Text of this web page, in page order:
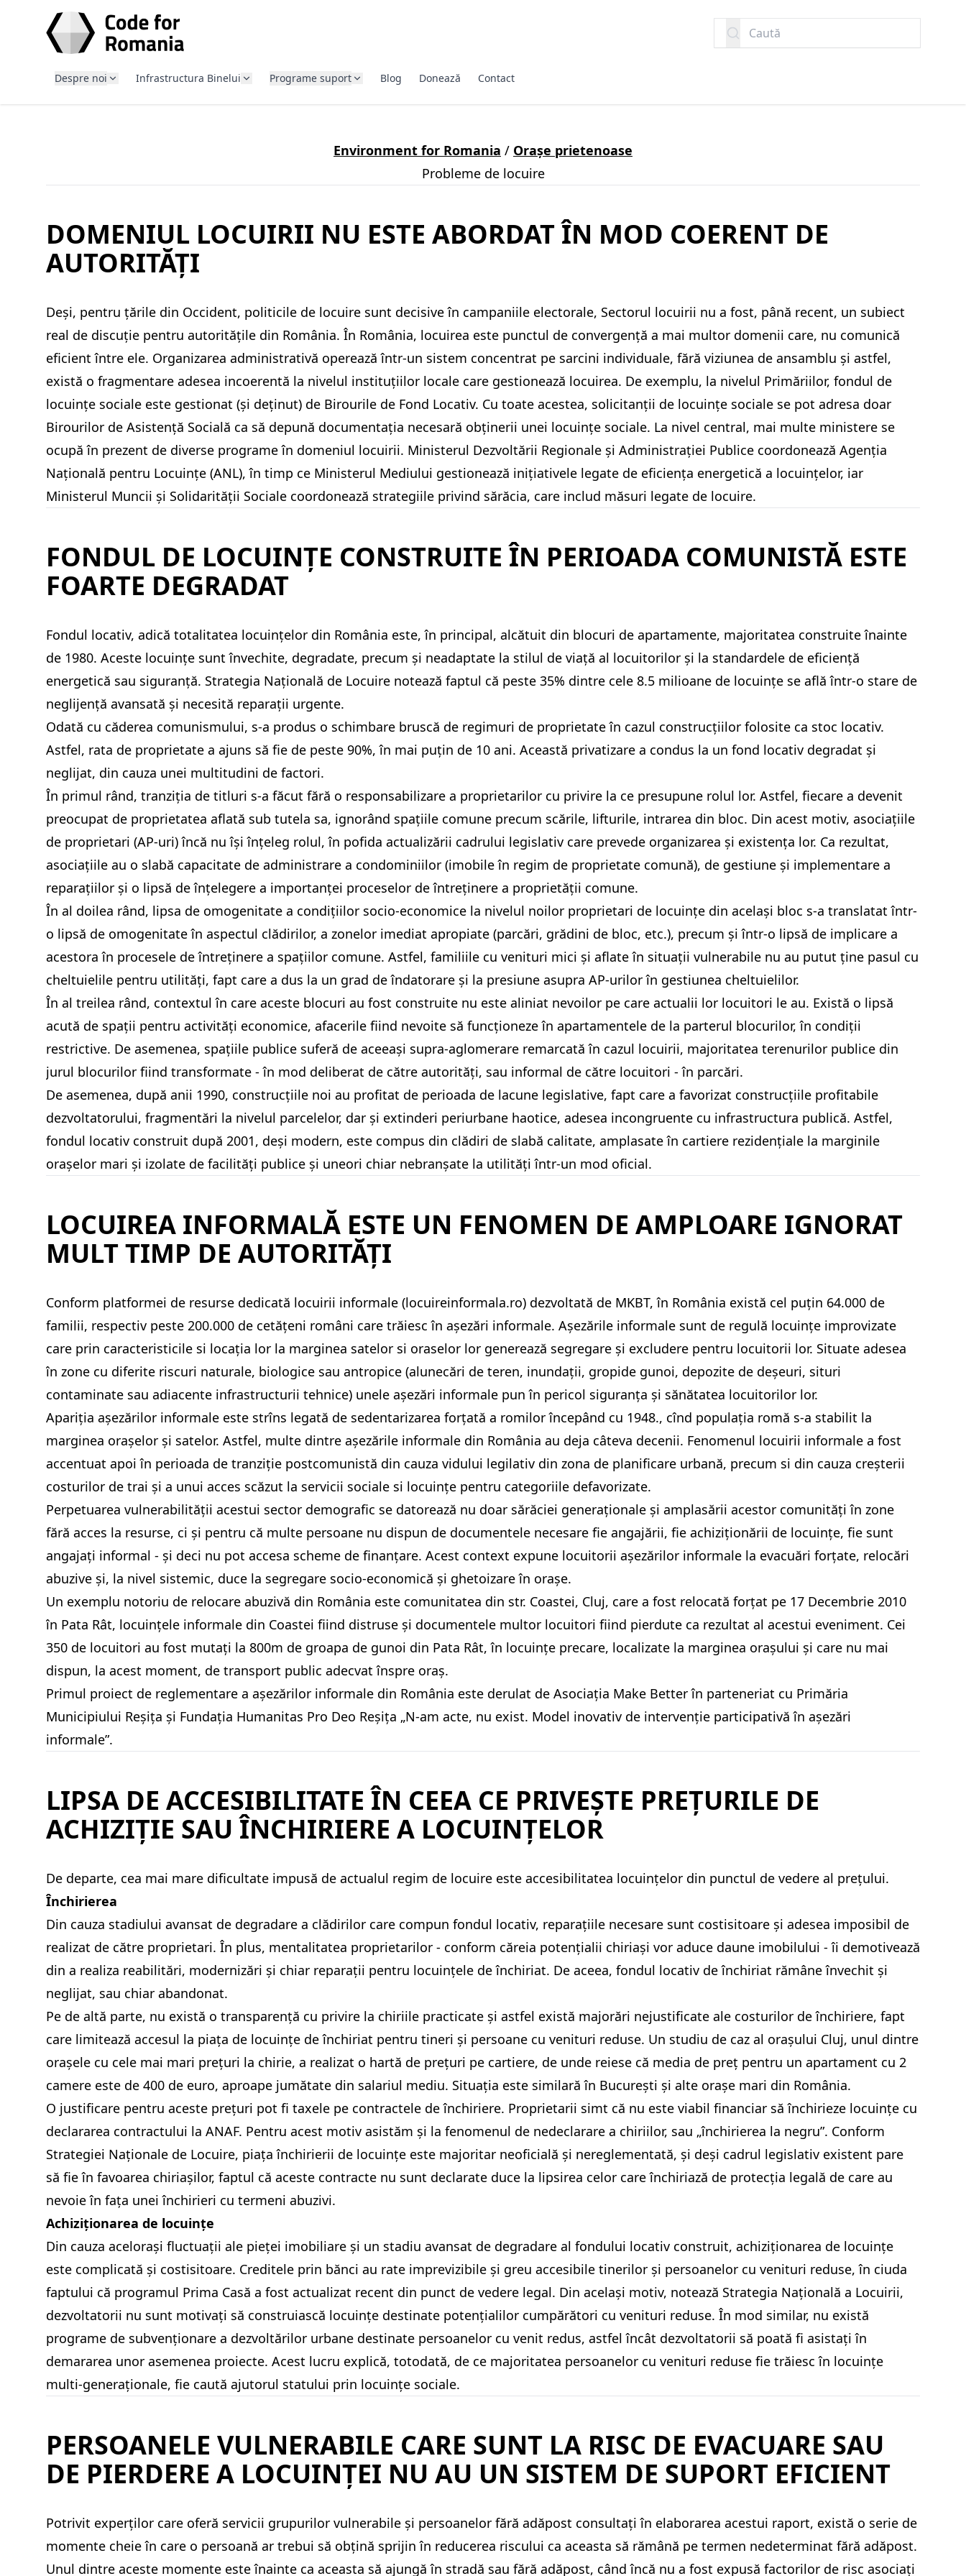
Caută
Despre noi Infrastructura Binelui Programe suport Blog Donează Contact
Environment for Romania / Orașe prietenoase
Probleme de locuire
DOMENIUL LOCUIRII NU ESTE ABORDAT ÎN MOD COERENT DE
AUTORITĂȚI
Deși, pentru țările din Occident, politicile de locuire sunt decisive în campaniile electorale, Sectorul locuirii nu a fost, până recent, un subiect
real de discuție pentru autoritățile din România. În România, locuirea este punctul de convergență a mai multor domenii care, nu comunică
eficient între ele. Organizarea administrativă operează într-un sistem concentrat pe sarcini individuale, fără viziunea de ansamblu și astfel,
există o fragmentare adesea incoerentă la nivelul instituțiilor locale care gestionează locuirea. De exemplu, la nivelul Primăriilor, fondul de
locuințe sociale este gestionat (și deținut) de Birourile de Fond Locativ. Cu toate acestea, solicitanții de locuințe sociale se pot adresa doar
Birourilor de Asistență Socială ca să depună documentația necesară obținerii unei locuințe sociale. La nivel central, mai multe ministere se
ocupă în prezent de diverse programe în domeniul locuirii. Ministerul Dezvoltării Regionale și Administrației Publice coordonează Agenția
Națională pentru Locuințe (ANL), în timp ce Ministerul Mediului gestionează inițiativele legate de eficiența energetică a locuințelor, iar
Ministerul Muncii și Solidarității Sociale coordonează strategiile privind sărăcia, care includ măsuri legate de locuire.
FONDUL DE LOCUINȚE CONSTRUITE ÎN PERIOADA COMUNISTĂ ESTE
FOARTE DEGRADAT
Fondul locativ, adică totalitatea locuințelor din România este, în principal, alcătuit din blocuri de apartamente, majoritatea construite înainte
de 1980. Aceste locuințe sunt învechite, degradate, precum și neadaptate la stilul de viață al locuitorilor și la standardele de eficiență
energetică sau siguranță. Strategia Națională de Locuire notează faptul că peste 35% dintre cele 8.5 milioane de locuințe se află într-o stare de
neglijență avansată și necesită reparații urgente.
Odată cu căderea comunismului, s-a produs o schimbare bruscă de regimuri de proprietate în cazul construcțiilor folosite ca stoc locativ.
Astfel, rata de proprietate a ajuns să fie de peste 90%, în mai puțin de 10 ani. Această privatizare a condus la un fond locativ degradat și
neglijat, din cauza unei multitudini de factori.
În primul rând, tranziția de titluri s-a făcut fără o responsabilizare a proprietarilor cu privire la ce presupune rolul lor. Astfel, fiecare a devenit
preocupat de proprietatea aflată sub tutela sa, ignorând spațiile comune precum scările, lifturile, intrarea din bloc. Din acest motiv, asociațiile
de proprietari (AP-uri) încă nu își înțeleg rolul, în pofida actualizării cadrului legislativ care prevede organizarea și existența lor. Ca rezultat,
asociațiile au o slabă capacitate de administrare a condominiilor (imobile în regim de proprietate comună), de gestiune și implementare a
reparațiilor și o lipsă de înțelegere a importanței proceselor de întreținere a proprietății comune.
În al doilea rând, lipsa de omogenitate a condițiilor socio-economice la nivelul noilor proprietari de locuințe din același bloc s-a translatat într-
o lipsă de omogenitate în aspectul clădirilor, a zonelor imediat apropiate (parcări, grădini de bloc, etc.), precum și într-o lipsă de implicare a
acestora în procesele de întreținere a spațiilor comune. Astfel, familiile cu venituri mici și aflate în situații vulnerabile nu au putut ține pasul cu
cheltuielile pentru utilități, fapt care a dus la un grad de îndatorare și la presiune asupra AP-urilor în gestiunea cheltuielilor.
În al treilea rând, contextul în care aceste blocuri au fost construite nu este aliniat nevoilor pe care actualii lor locuitori le au. Există o lipsă
acută de spații pentru activități economice, afacerile fiind nevoite să funcționeze în apartamentele de la parterul blocurilor, în condiții
restrictive. De asemenea, spațiile publice suferă de aceeași supra-aglomerare remarcată în cazul locuirii, majoritatea terenurilor publice din
jurul blocurilor fiind transformate - în mod deliberat de către autorități, sau informal de către locuitori - în parcări.
De asemenea, după anii 1990, construcțiile noi au profitat de perioada de lacune legislative, fapt care a favorizat construcțiile profitabile
dezvoltatorului, fragmentări la nivelul parcelelor, dar și extinderi periurbane haotice, adesea incongruente cu infrastructura publică. Astfel,
fondul locativ construit după 2001, deși modern, este compus din clădiri de slabă calitate, amplasate în cartiere rezidențiale la marginile
orașelor mari și izolate de facilități publice și uneori chiar nebranșate la utilități într-un mod oficial.
LOCUIREA INFORMALĂ ESTE UN FENOMEN DE AMPLOARE IGNORAT
MULT TIMP DE AUTORITĂȚI
Conform platformei de resurse dedicată locuirii informale (locuireinformala.ro) dezvoltată de MKBT, în România există cel puțin 64.000 de
familii, respectiv peste 200.000 de cetățeni români care trăiesc în așezări informale. Așezările informale sunt de regulă locuințe improvizate
care prin caracteristicile si locația lor la marginea satelor si oraselor lor generează segregare și excludere pentru locuitorii lor. Situate adesea
în zone cu diferite riscuri naturale, biologice sau antropice (alunecări de teren, inundații, gropide gunoi, depozite de deșeuri, situri
contaminate sau adiacente infrastructurii tehnice) unele așezări informale pun în pericol siguranța și sănătatea locuitorilor lor.
Apariția așezărilor informale este strîns legată de sedentarizarea forțată a romilor începând cu 1948., cînd populația romă s-a stabilit la
marginea orașelor și satelor. Astfel, multe dintre așezările informale din România au deja câteva decenii. Fenomenul locuirii informale a fost
accentuat apoi în perioada de tranziție postcomunistă din cauza vidului legilativ din zona de planificare urbană, precum si din cauza creșterii
costurilor de trai și a unui acces scăzut la servicii sociale si locuințe pentru categoriile defavorizate.
Perpetuarea vulnerabilității acestui sector demografic se datorează nu doar sărăciei generaționale și amplasării acestor comunități în zone
fără acces la resurse, ci și pentru că multe persoane nu dispun de documentele necesare fie angajării, fie achiziționării de locuințe, fie sunt
angajați informal - și deci nu pot accesa scheme de finanțare. Acest context expune locuitorii așezărilor informale la evacuări forțate, relocări
abuzive și, la nivel sistemic, duce la segregare socio-economică și ghetoizare în orașe.
Un exemplu notoriu de relocare abuzivă din România este comunitatea din str. Coastei, Cluj, care a fost relocată forțat pe 17 Decembrie 2010
în Pata Rât, locuințele informale din Coastei fiind distruse și documentele multor locuitori fiind pierdute ca rezultat al acestui eveniment. Cei
350 de locuitori au fost mutați la 800m de groapa de gunoi din Pata Rât, în locuințe precare, localizate la marginea orașului și care nu mai
dispun, la acest moment, de transport public adecvat înspre oraș.
Primul proiect de reglementare a așezărilor informale din România este derulat de Asociația Make Better în parteneriat cu Primăria
Municipiului Reșița și Fundația Humanitas Pro Deo Reșița „N-am acte, nu exist. Model inovativ de intervenție participativă în așezări
informale”.
LIPSA DE ACCESIBILITATE ÎN CEEA CE PRIVEȘTE PREȚURILE DE
ACHIZIȚIE SAU ÎNCHIRIERE A LOCUINȚELOR
De departe, cea mai mare dificultate impusă de actualul regim de locuire este accesibilitatea locuințelor din punctul de vedere al prețului.
Închirierea
Din cauza stadiului avansat de degradare a clădirilor care compun fondul locativ, reparațiile necesare sunt costisitoare și adesea imposibil de
realizat de către proprietari. În plus, mentalitatea proprietarilor - conform căreia potențialii chiriași vor aduce daune imobilului - îi demotivează
din a realiza reabilitări, modernizări și chiar reparații pentru locuințele de închiriat. De aceea, fondul locativ de închiriat rămâne învechit și
neglijat, sau chiar abandonat.
Pe de altă parte, nu există o transparență cu privire la chiriile practicate și astfel există majorări nejustificate ale costurilor de închiriere, fapt
care limitează accesul la piața de locuințe de închiriat pentru tineri și persoane cu venituri reduse. Un studiu de caz al orașului Cluj, unul dintre
orașele cu cele mai mari prețuri la chirie, a realizat o hartă de prețuri pe cartiere, de unde reiese că media de preț pentru un apartament cu 2
camere este de 400 de euro, aproape jumătate din salariul mediu. Situația este similară în București și alte orașe mari din România.
O justificare pentru aceste prețuri pot fi taxele pe contractele de închiriere. Proprietarii simt că nu este viabil financiar să închirieze locuințe cu
declararea contractului la ANAF. Pentru acest motiv asistăm și la fenomenul de nedeclarare a chiriilor, sau „închirierea la negru”. Conform
Strategiei Naționale de Locuire, piața închirierii de locuințe este majoritar neoficială și nereglementată, și deși cadrul legislativ existent pare
să fie în favoarea chiriașilor, faptul că aceste contracte nu sunt declarate duce la lipsirea celor care închiriază de protecția legală de care au
nevoie în fața unei închirieri cu termeni abuzivi.
Achiziționarea de locuințe
Din cauza acelorași fluctuații ale pieței imobiliare și un stadiu avansat de degradare al fondului locativ construit, achiziționarea de locuințe
este complicată și costisitoare. Creditele prin bănci au rate imprevizibile și greu accesibile tinerilor și persoanelor cu venituri reduse, în ciuda
faptului că programul Prima Casă a fost actualizat recent din punct de vedere legal. Din același motiv, notează Strategia Națională a Locuirii,
dezvoltatorii nu sunt motivați să construiască locuințe destinate potențialilor cumpărători cu venituri reduse. În mod similar, nu există
programe de subvenționare a dezvoltărilor urbane destinate persoanelor cu venit redus, astfel încât dezvoltatorii să poată fi asistați în
demararea unor asemenea proiecte. Acest lucru explică, totodată, de ce majoritatea persoanelor cu venituri reduse fie trăiesc în locuințe
multi-generaționale, fie caută ajutorul statului prin locuințe sociale.
PERSOANELE VULNERABILE CARE SUNT LA RISC DE EVACUARE SAU
DE PIERDERE A LOCUINȚEI NU AU UN SISTEM DE SUPORT EFICIENT
Potrivit experților care oferă servicii grupurilor vulnerabile și persoanelor fără adăpost consultați în elaborarea acestui raport, există o serie de
momente cheie în care o persoană ar trebui să obțină sprijin în reducerea riscului ca aceasta să rămână pe termen nedeterminat fără adăpost.
Unul dintre aceste momente este înainte ca aceasta să ajungă în stradă sau fără adăpost, când încă nu a fost expusă factorilor de risc asociați